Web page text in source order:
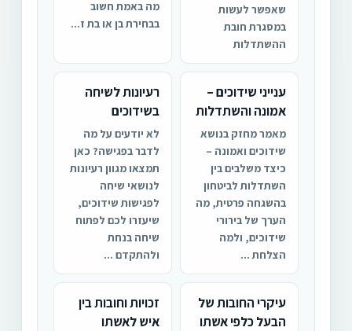
שאפשר לעשות
במסגרת חובת
ההשתדלות
מה באמת חשוב
בבחירת בן או בת ז...
ענייני שידוכים –
אמונה והשתדלות
מאמר מחזק בנושא
שידוכים ואמונה –
כיצד משלבים בין
השתדלות לביטחון
בהשגחה פרטית, מה
הערך של בירורי
שידוכים, ולמה
הצלחת ...
רעיונות לשיחה
בשידוכים
לא יודעים על מה
לדבר בפגישה? כאן
תמצאו מגוון רעיונות
לנושאי שיחה
לפגישות שידוכים,
שיעזרו לכם לפתוח
שיחה בנחת
ולהתקדם ...
עיקרי החובות של
הבעל כלפי אשתו
זכויות וחובות בין
איש לאשתו